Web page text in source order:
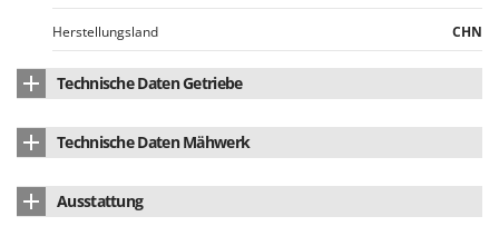
Herstellungsland CHN
Technische Daten Getriebe
Technische Daten Mähwerk
Ø Durchmesser Holzgut bis 60 mm
Ausstattung